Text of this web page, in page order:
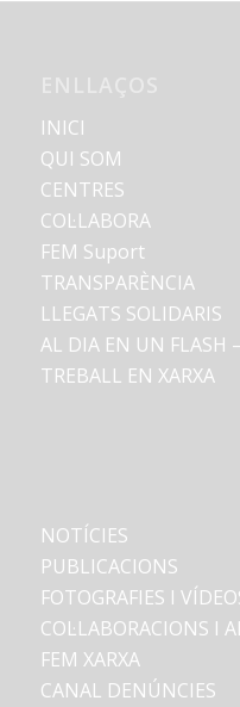
INICI
QUI SOM
CENTRES
COL·LABORA
FEM Suport
TRANSPARÈNCIA
LLEGATS SOLIDARIS
AL DIA EN UN
TREBALL EN XARXA
NOTÍCIES
PUBLICACIONS
FOTOGRAFIES I
COL·LABORACIONS I
FEM XARXA
CANAL DENÚNCIES